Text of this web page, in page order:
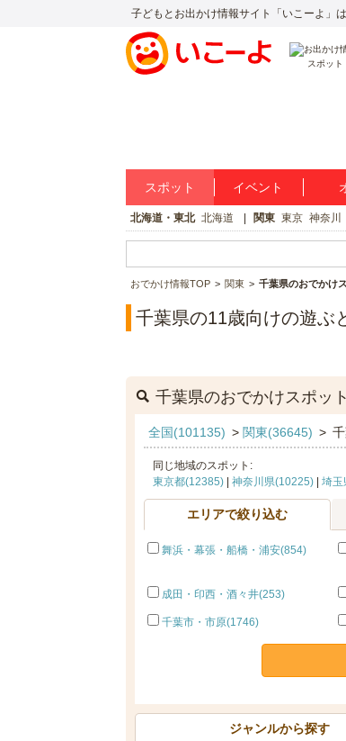
子どもとお出かけ情報サイト「いこーよ」
スポット
スポット イベント
北海道・東北 北海道 関東 東京 神奈川
おでかけ情報TOP 関東 千葉県のおでかけ
千葉県の11歳向けの遊ぶ
千葉県のおでかけスポッ
全国(101135) > 関東(36645) >
同じ地域のスポット:
東京都(12385)| 神奈川県(10225)| 埼玉
エリアで絞り込む
舞浜・幕張・船橋・浦安(854)
成田・印西・酒々井(253)
千葉市・市原(1746)
ジャンルから探す